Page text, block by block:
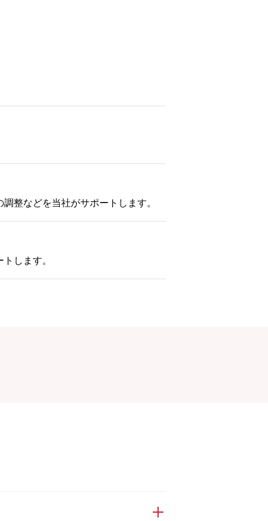
整などを当社がサポートします。
します。